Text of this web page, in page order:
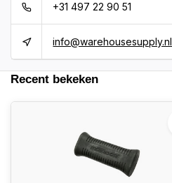
+31 497 22 90 51
info@warehousesupply.nl
Recent bekeken